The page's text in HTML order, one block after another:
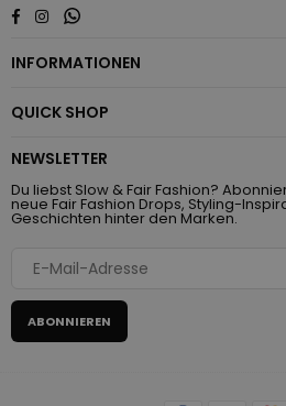
Facebook
InstagramWhatsapp
INFORMATIONEN
QUICK SHOP
NEWSLETTER
Du liebst Slow & Fair Fashion?
neue Fair Fashion Drops, Styling-
Geschichten hinter den Marken.
ABONNIEREN